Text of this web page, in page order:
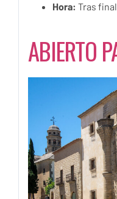
Hora: Tras
ABIERTO